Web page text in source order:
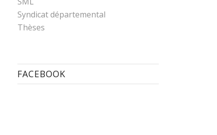
Syndicat départemental
Thèses
FACEBOOK